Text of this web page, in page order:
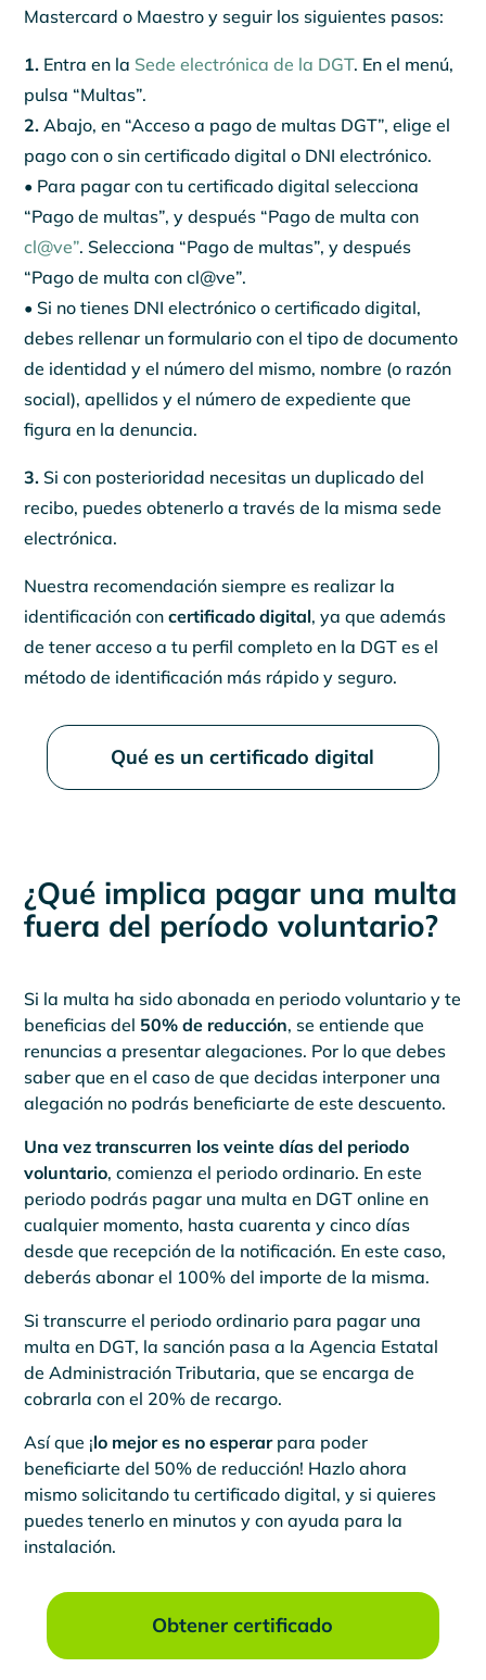
Mastercard o Maestro y seguir los siguientes pasos:
1. Entra en la Sede electrónica de la DGT. En el menú,
pulsa “Multas”.
2. Abajo, en “Acceso a pago de multas DGT”, elige el
pago con o sin certificado digital o DNI electrónico.
• Para pagar con tu certificado digital selecciona
“Pago de multas”, y después “Pago de multa con
cl@ve”. Selecciona “Pago de multas”, y después
“Pago de multa con cl@ve”.
• Si no tienes DNI electrónico o certificado digital,
debes rellenar un formulario con el tipo de documento
de identidad y el número del mismo, nombre (o razón
social), apellidos y el número de expediente que
figura en la denuncia.
3. Si con posterioridad necesitas un duplicado del
recibo, puedes obtenerlo a través de la misma sede
electrónica.
Nuestra recomendación siempre es realizar la
identificación concertificado digital, ya que además
de tener acceso a tu perfil completo en la DGT es el
método de identificación más rápido y seguro.
Qué es un certificado digital
¿Qué implica pagar una multa
fuera del período voluntario?
Si la multa ha sido abonada en periodo voluntario y te
beneficias del 50% de reducción, se entiende que
renuncias a presentar alegaciones. Por lo que debes
saber que en el caso de que decidas interponer una
alegación no podrás beneficiarte de este descuento.
Una vez transcurren los veinte días del periodo
voluntario, comienza el periodo ordinario. En este
periodo podrás pagar una multa en DGT online en
cualquier momento, hasta cuarenta y cinco días
desde que recepción de la notificación. En este caso,
deberás abonar el 100% del importe de la misma.
Si transcurre el periodo ordinario para pagar una
multa en DGT, la sanción pasa a la Agencia Estatal
de Administración Tributaria, que se encarga de
cobrarla con el 20% de recargo.
Así que ¡lo mejor es no esperarpara poder
beneficiarte del 50% de reducción! Hazlo ahora
mismo solicitando tu certificado digital, y si quieres
puedes tenerlo en minutos y con ayuda para la
instalación.
Obtener certificado